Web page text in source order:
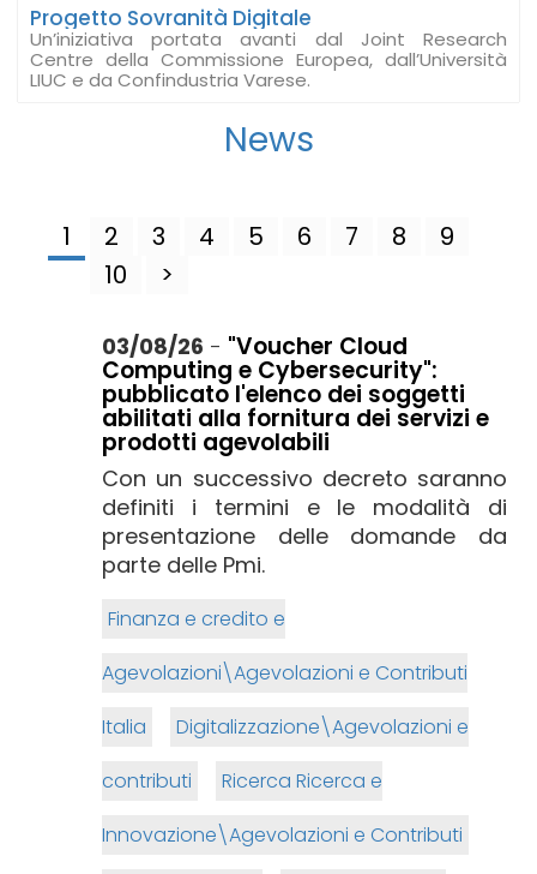
Progetto Sovranità Digitale
Un’iniziativa portata avanti dal Joint Research
Centre della Commissione Europea, dall’Università
LIUC e da Confindustria Varese.
News
1 2 3 4 5 6 7 8
9
10
>
03/08/26 - "Voucher Cloud
Computing e Cybersecurity":
pubblicato l'elenco dei soggetti
abilitati alla fornitura dei servizi e
prodotti agevolabili
Con un successivo decreto saranno
definiti i termini e le modalità di
presentazione delle domande da
parte delle Pmi.
Finanza e credito e
Agevolazioni\Agevolazioni e Contributi
Italia
Digitalizzazione\Agevolazioni e
contributi
Ricerca Ricerca e
Innovazione\Agevolazioni e Contributi